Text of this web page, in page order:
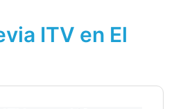
ITV en El